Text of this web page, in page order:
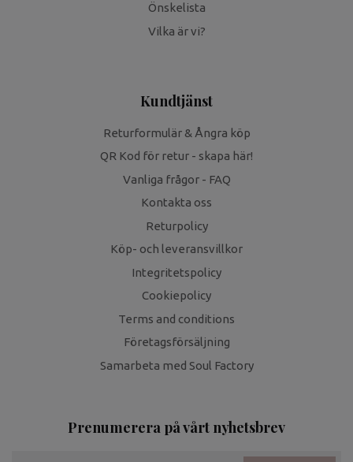
Önskelista
Vilka är vi?
Kundtjänst
Returformulär & Ångra köp
QR Kod för retur - skapa här!
Vanliga frågor - FAQ
Kontakta oss
Returpolicy
Köp- och leveransvillkor
Integritetspolicy
Cookiepolicy
Terms and conditions
Företagsförsäljning
Samarbeta med Soul Factory
Prenumerera på vårt nyhetsbrev